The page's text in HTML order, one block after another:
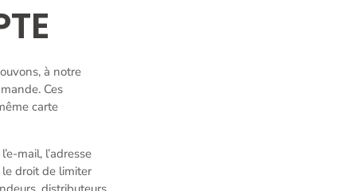
à notre
Ces
carte
mail, l’adresse
droit de limiter